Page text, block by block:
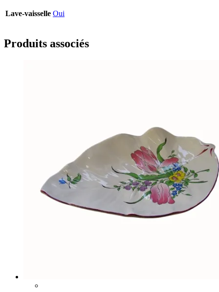
Lave-vaisselle Oui
Produits associés